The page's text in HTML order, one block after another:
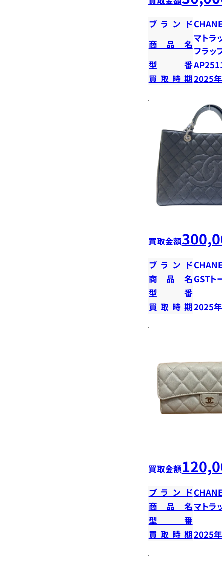
ブランド
商品名
マトラ
フラッ
型番
買取時期2025
買取金額
ブランド
商品名 GSTト
型番
買取時期2025
買取金額
ブランド
商品名マト
型番
買取時期2025